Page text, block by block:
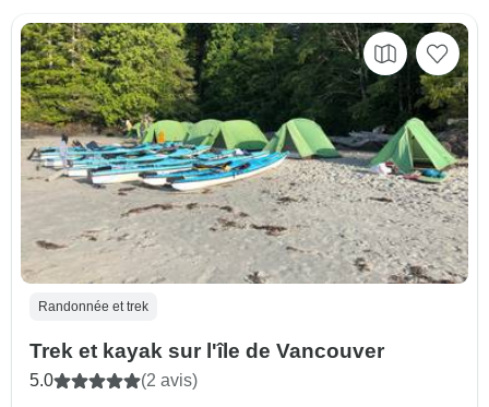
Randonnée et trek
Trek et kayak sur l'île de Vancouver
5.0 (2 avis)